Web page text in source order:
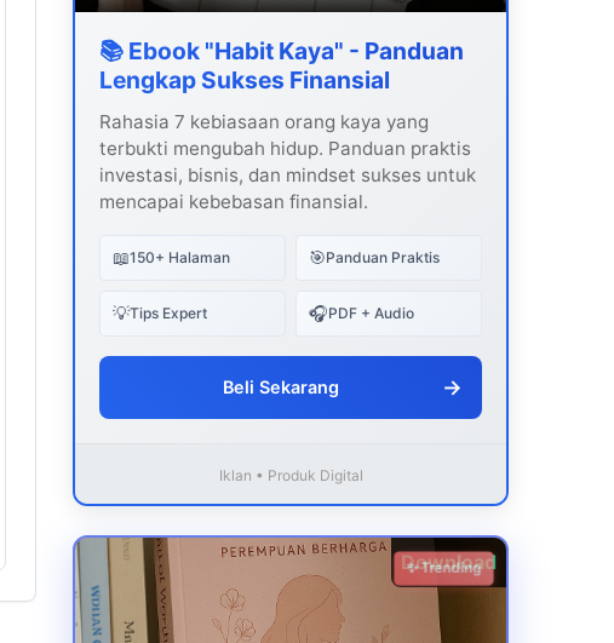
📚 Ebook "Habit Kaya" - Panduan
Lengkap Sukses Finansial
Rahasia 7 kebiasaan orang kaya yang
terbukti mengubah hidup. Panduan praktis
investasi, bisnis, dan mindset sukses untuk
mencapai kebebasan finansial.
📖150+ Halaman 🎯Panduan Praktis
💡Tips Expert 🎧PDF + Audio
Beli Sekarang →
Iklan • Produk Digital
Download
✨ Trending